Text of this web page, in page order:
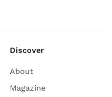
Discover
About
Magazine